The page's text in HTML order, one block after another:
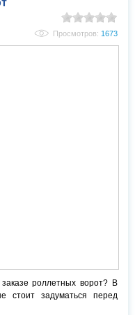
Просмотров: 1673
роллетных ворот? В
стоит задуматься перед